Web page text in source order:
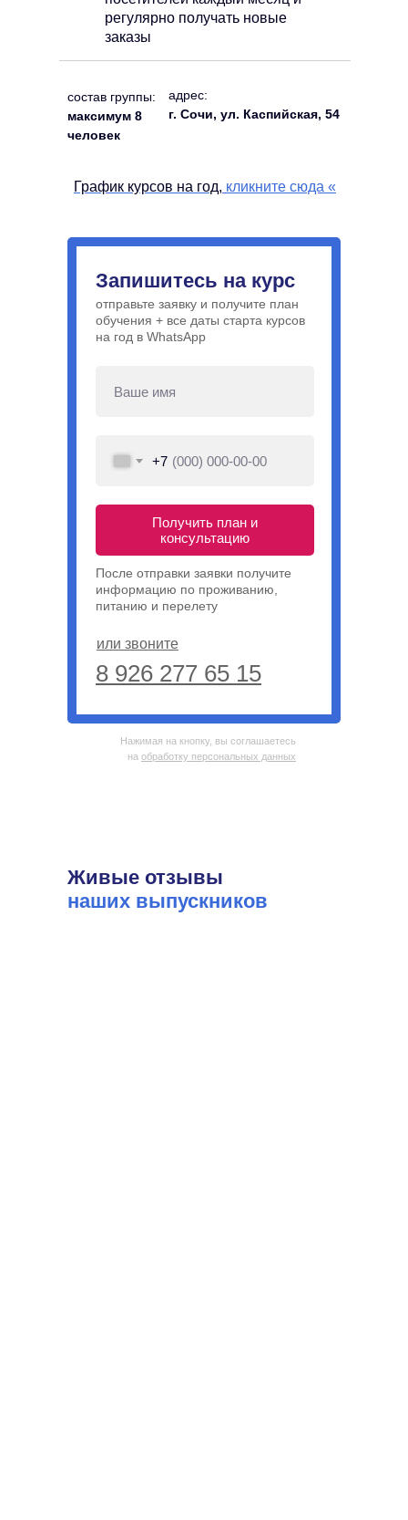
состав группы:
максимум 8
человек
адрес:
г. Сочи, ул. Каспийская, 54
регулярно получать новые
заказы
+7
Получить план и
консультацию
Запишитесь на курс
отправьте заявку и получите план
обучения + все даты старта курсов
на год в WhatsApp
Нажимая на кнопку, вы соглашаетесь
на обработку персональных данных
или звоните
После отправки заявки получите
информацию по проживанию,
питанию и перелету
8 926 277 65 15
График курсов на год, кликните сюда «
Живые отзывы
наших выпускников